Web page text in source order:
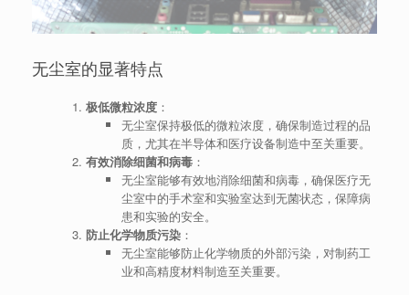
无尘室的显著特点
极低微粒浓度：
无尘室保持极低的微粒浓度，确保制造过程的品
质，尤其在半导体和医疗设备制造中至关重要。
有效消除细菌和病毒：
无尘室能够有效地消除细菌和病毒，确保医疗无
尘室中的手术室和实验室达到无菌状态，保障病
患和实验的安全。
防止化学物质污染：
无尘室能够防止化学物质的外部污染，对制药工
业和高精度材料制造至关重要。